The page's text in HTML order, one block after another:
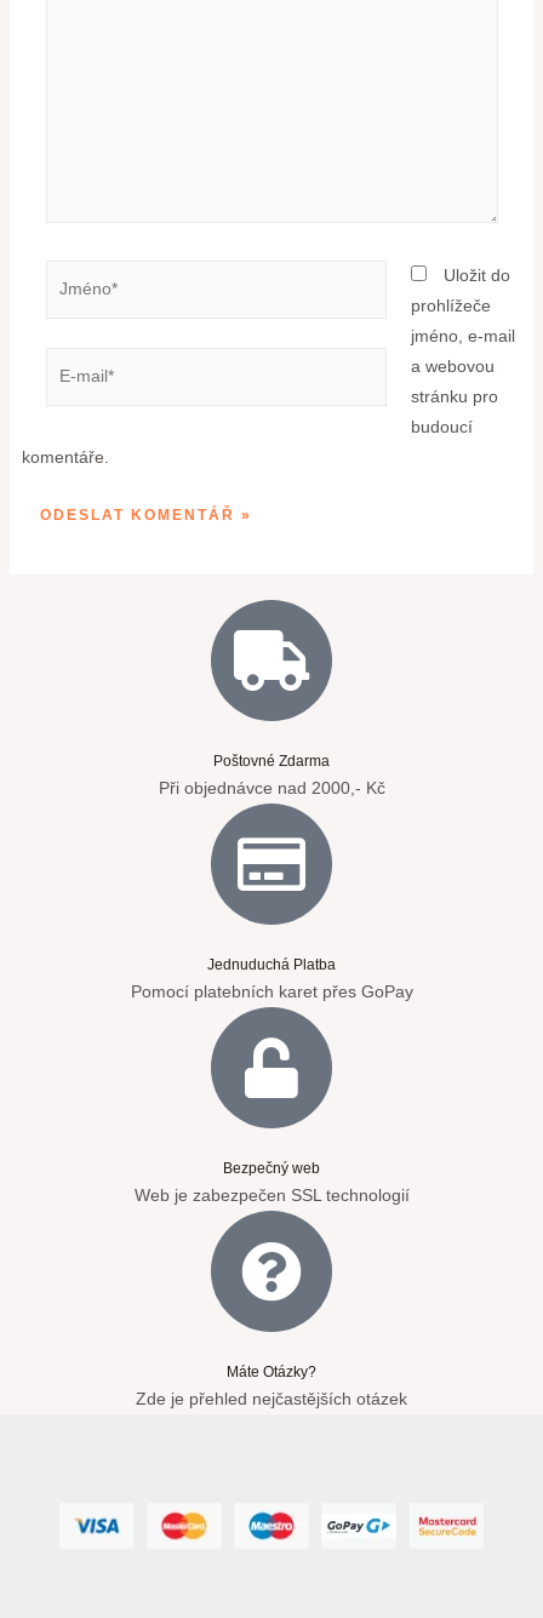
Uložit do
prohlížeče
jméno, e-mail
a webovou
stránku pro
budoucí
komentáře.
Poštovné Zdarma
Při objednávce nad 2000,- Kč
Jednuduchá Platba
Pomocí platebních karet přes GoPay
Bezpečný web
Web je zabezpečen SSL technologií
Máte Otázky?
Zde je přehled nejčastějších otázek